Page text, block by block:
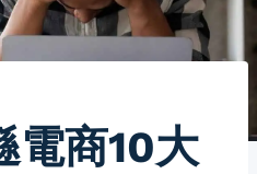
電商10大